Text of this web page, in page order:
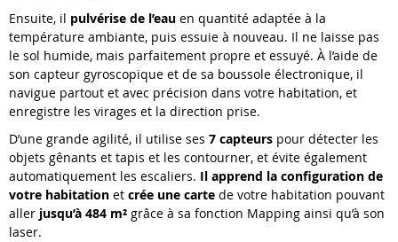
Ensuite, il pulvérise de l’eau en quantité adaptée à la
température ambiante, puis essuie à nouveau. Il ne laisse pas
le sol humide, mais parfaitement propre et essuyé. À l’aide de
son capteur gyroscopique et de sa boussole électronique, il
navigue partout et avec précision dans votre habitation, et
enregistre les virages et la direction prise.
D’une grande agilité, il utilise ses 7 capteurs pour détecter les
objets gênants et tapis et les contourner, et évite également
automatiquement les escaliers. Il apprend la configuration de
votre habitation et crée une carte de votre habitation pouvant
aller jusqu’à 484 m² grâce à sa fonction Mapping ainsi qu’à son
laser.